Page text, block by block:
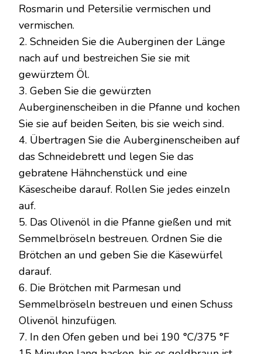
Rosmarin und Petersilie vermischen und
vermischen.
2. Schneiden Sie die Auberginen der Länge
nach auf und bestreichen Sie sie mit
gewürztem Öl.
3. Geben Sie die gewürzten
Auberginenscheiben in die Pfanne und kochen
Sie sie auf beiden Seiten, bis sie weich sind.
4. Übertragen Sie die Auberginenscheiben auf
das Schneidebrett und legen Sie das
gebratene Hähnchenstück und eine
Käsescheibe darauf. Rollen Sie jedes einzeln
auf.
5. Das Olivenöl in die Pfanne gießen und mit
Semmelbröseln bestreuen. Ordnen Sie die
Brötchen an und geben Sie die Käsewürfel
darauf.
6. Die Brötchen mit Parmesan und
Semmelbröseln bestreuen und einen Schuss
Olivenöl hinzufügen.
7. In den Ofen geben und bei 190 °C/375 °F